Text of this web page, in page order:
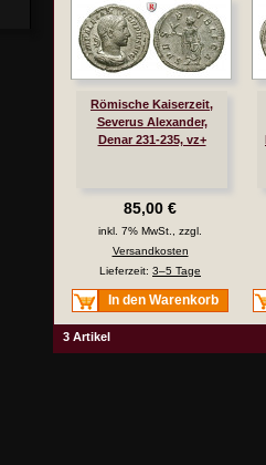
Römische Kaiserzeit,
Severus Alexander,
Denar 231-235, vz+
85,00 €
inkl. 7% MwSt., zzgl.
Versandkosten
Lieferzeit: 3–5 Tage
In den Warenkorb
3 Artikel